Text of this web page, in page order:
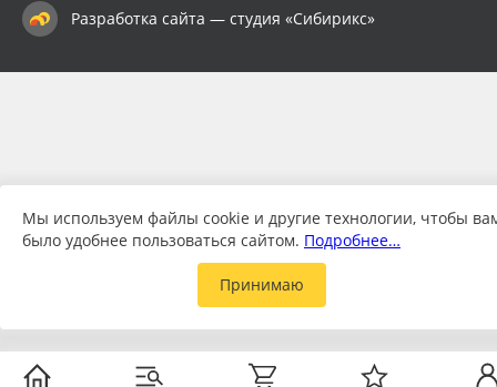
Разработка сайта — студия «Сибирикс»
Мы используем файлы cookie и другие технологии, чтобы
было удобнее пользоваться сайтом. Подробнее…
Принимаю